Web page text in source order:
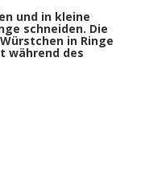
und in kleine
schneiden. Die
in Ringe
während des